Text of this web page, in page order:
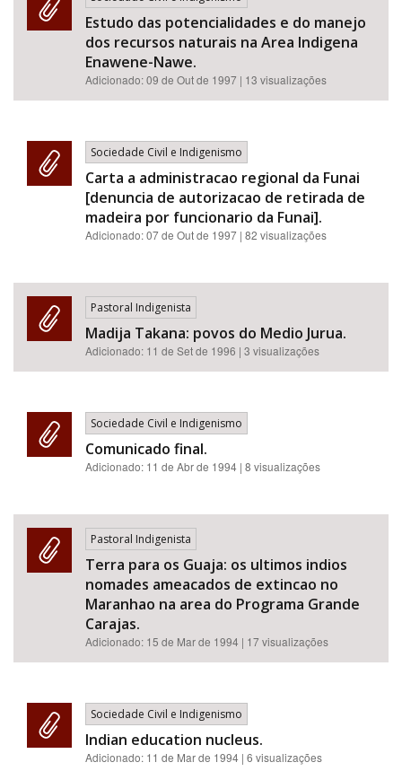
Estudo das potencialidades e do manejo
dos recursos naturais na Area Indigena
Enawene-Nawe.
Adicionado:09 de Out de 1997 | 13 visualizações
Sociedade Civil e Indigenismo
Carta a administracao regional da Funai
[denuncia de autorizacao de retirada de
madeira por funcionario da Funai].
Adicionado:07 de Out de 1997 | 82 visualizações
Pastoral Indigenista
Madija Takana: povos do Medio Jurua.
Adicionado: 11 de Set de 1996 | 3 visualizações
Sociedade Civil e Indigenismo
Comunicado final.
Adicionado: 11 de Abr de 1994 | 8 visualizações
Pastoral Indigenista
Terra para os Guaja: os ultimos indios
nomades ameacados de extincao no
Maranhao na area do Programa Grande
Carajas.
Adicionado: 15 de Mar de 1994 | 17 visualizações
Sociedade Civil e Indigenismo
Indian education nucleus.
Adicionado: 11 de Mar de 1994 | 6 visualizações